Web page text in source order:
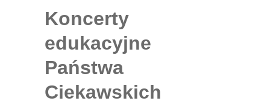
Koncerty
edukacyjne
Państwa
Ciekawskich